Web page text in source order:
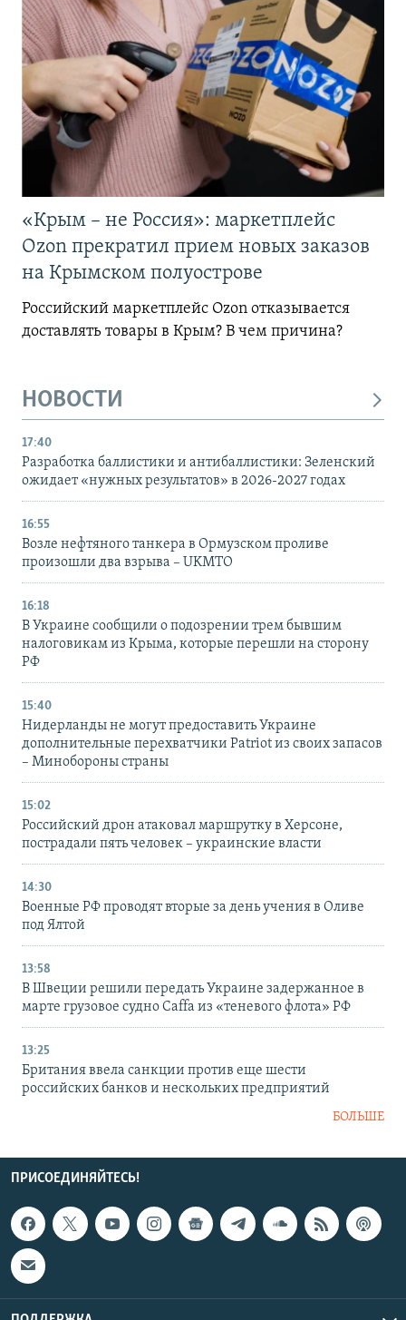
«Крым – не Россия»: маркетплейс
Ozon прекратил прием новых заказов
на Крымском полуострове
Российский маркетплейс Ozon отказывается
доставлять товары в Крым? В чем причина?
НОВОСТИ
17:40
Разработка баллистики и антибаллистики: Зеленский
ожидает «нужных результатов» в 2026-2027 годах
16:55
Возле нефтяного танкера в Ормузском проливе
произошли два взрыва – UKMTO
16:18
В Украине сообщили о подозрении трем бывшим
налоговикам из Крыма, которые перешли на сторону
РФ
15:40
Нидерланды не могут предоставить Украине
дополнительные перехватчики Patriot из своих запасов
– Минобороны страны
15:02
Российский дрон атаковал маршрутку в Херсоне,
пострадали пять человек – украинские власти
14:30
Военные РФ проводят вторые за день учения в Оливе
под Ялтой
13:58
В Швеции решили передать Украине задержанное в
марте грузовое судно Caffa из «теневого флота» РФ
13:25
Британия ввела санкции против еще шести
российских банков и нескольких предприятий
БОЛЬШЕ
ПРИСОЕДИНЯЙТЕСЬ!